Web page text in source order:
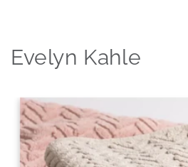
Evelyn Kahle